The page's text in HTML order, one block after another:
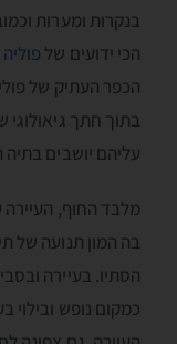
בנקרות ומערות
הכי ידועים של
הכפר העתיק של
בתוך חתך גיאולוגי
עליהם יושבים
מלבד החוף, העיירה
בה המון תנועה של
הסתיו. בעיירה
כמקום נופש ובילוי